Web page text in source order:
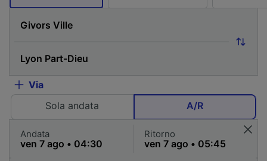
Via
Sola andata
A/R
Andata Ritorno